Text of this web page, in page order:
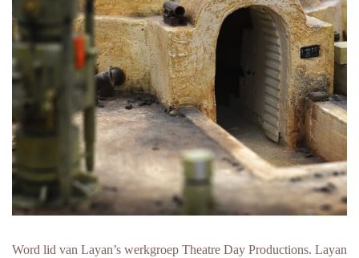
Word lid van Layan’s werkgroep Theatre Day Productions. Layan